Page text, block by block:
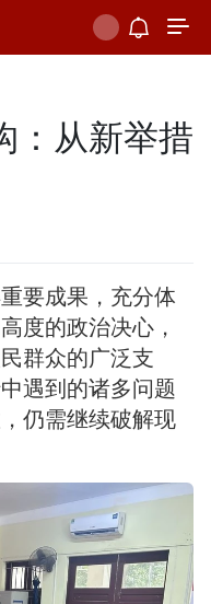
：从新举措
要成果，充分体
度的政治决心，
群众的广泛支
遇到的诸多问题
仍需继续破解现